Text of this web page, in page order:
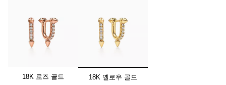
18K 로즈 골드 선택됨
18K 옐로우 골드